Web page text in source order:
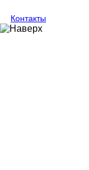
Контакты